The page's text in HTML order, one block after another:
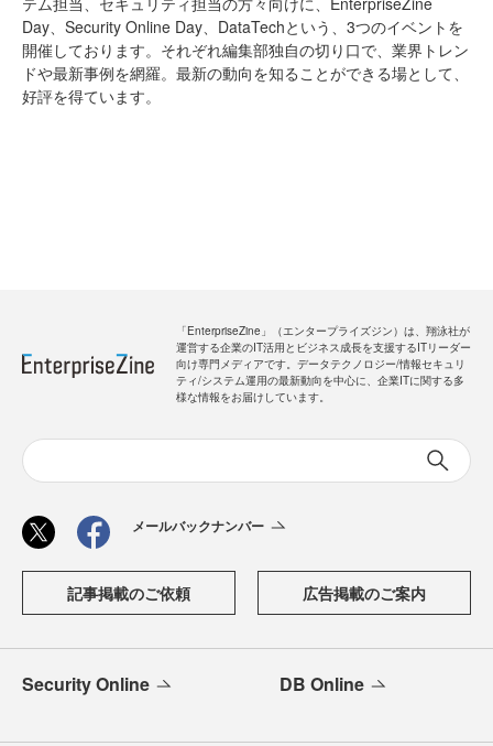
Day、Security Online Day、DataTechという、3つのイベントを
開催しております。それぞれ編集部独自の切り口で、業界トレン
ドや最新事例を網羅。最新の動向を知ることができる場として、
好評を得ています。
「EnterpriseZine」（エンタープライズジン）は、翔泳社が
運営する企業のIT活用とビジネス成長を支援するITリーダー
向け専門メディアです。データテクノロジー/情報セキュリ
ティ/システム運用の最新動向を中心に、企業ITに関する多
様な情報をお届けしています。
メールバックナンバー
記事掲載のご依頼 広告掲載のご案内
Security Online DB Online